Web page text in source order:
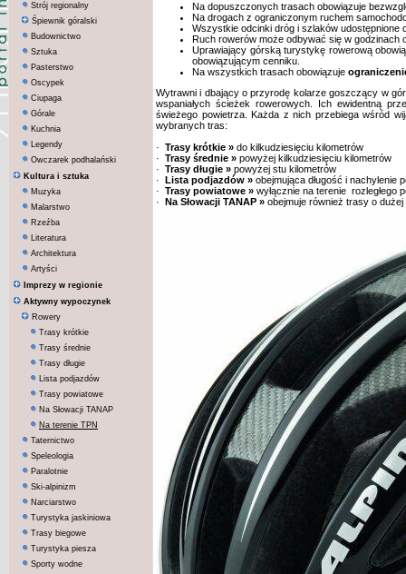
Strój regionalny
Śpiewnik góralski
Budownictwo
Sztuka
Pasterstwo
Oscypek
Ciupaga
Górale
Kuchnia
Legendy
Owczarek podhalański
Kultura i sztuka
Muzyka
Malarstwo
Rzeźba
Literatura
Architektura
Artyści
Imprezy w regionie
Aktywny wypoczynek
Rowery
Trasy krótkie
Trasy średnie
Trasy długie
Lista podjazdów
Trasy powiatowe
Na Słowacji TANAP
Na terenie TPN
Taternictwo
Speleologia
Paralotnie
Ski-alpinizm
Narciarstwo
Turystyka jaskiniowa
Trasy biegowe
Turystyka piesza
Sporty wodne
Na dopuszczonych trasach obowiązuje
Na drogach z ograniczonym ruchem
Wszystkie odcinki dróg i szlaków
Ruch rowerów może odbywać się w godzinach
Uprawiający górską turystykę rowerową
obowiązującym cenniku.
Na wszystkich trasach obowiązuje
Wytrawni i dbający o przyrodę kolarze goszczący w
wspaniałych ścieżek rowerowych. Ich ewidentną
świeżego powietrza. Każda z nich przebiega wśród
wybranych tras:
· Trasy krótkie » do kilkudziesięciu kilometrów
· Trasy średnie » powyżej kilkudziesięciu kilometrów
· Trasy długie » powyżej stu kilometrów
· Lista podjazdów » obejmująca długość i nachylenie
· Trasy powiatowe » wyłącznie na terenie rozległego
· Na Słowacji TANAP » obejmuje również trasy o